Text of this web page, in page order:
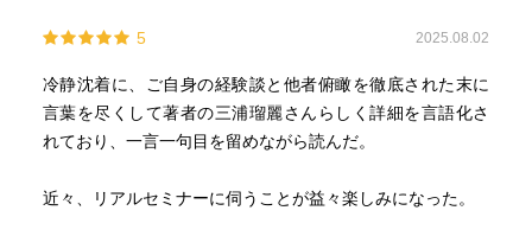
5 2025.08.02
冷静沈着に、ご自身の経験談と他者俯瞰を徹底された末に
言葉を尽くして著者の三浦瑠麗さんらしく詳細を言語化さ
れており、一言一句目を留めながら読んだ。
近々、リアルセミナーに伺うことが益々楽しみになった。